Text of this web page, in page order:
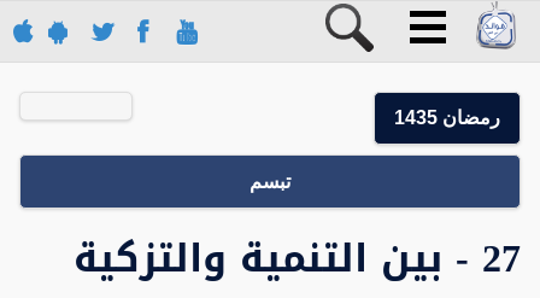
رمضان 1435
تبسم
27 - بين التنمية والتزكية